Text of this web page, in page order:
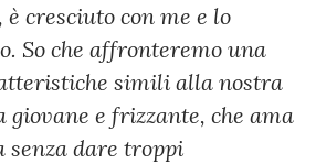
, è cresciuto con me e lo
So che affronteremo una
simili alla nostra
giovane e frizzante, che ama
senza dare troppi